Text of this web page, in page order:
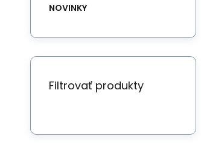
NOVINKY
Filtrovať produkty